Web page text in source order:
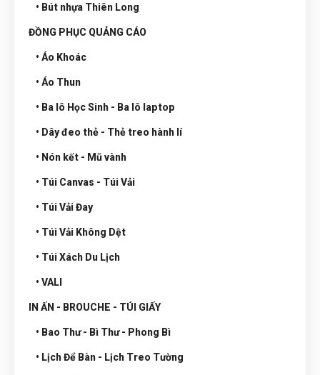
• Bút nhựa Thiên Long
ĐỒNG PHỤC QUẢNG CÁO
• Áo Khoác
• Áo Thun
• Ba lô Học Sinh - Ba lô laptop
• Dây đeo thẻ - Thẻ treo hành lí
• Nón kết - Mũ vành
• Túi Canvas - Túi Vải
• Túi Vải Đay
• Túi Vải Không Dệt
• Túi Xách Du Lịch
• VALI
IN ẤN - BROUCHE - TÚI GIẤY
• Bao Thư - Bì Thư - Phong Bì
• Lịch Để Bàn - Lịch Treo Tường